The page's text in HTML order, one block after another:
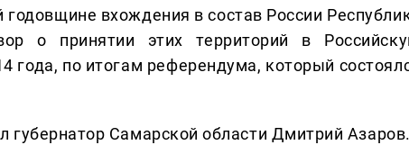
вхождения в состав России
о принятии этих территорий в
по итогам референдума, который
губернатор Самарской области Дмитрий Азаров.